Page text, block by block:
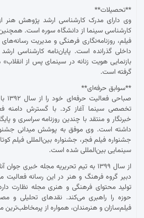
**تحصیلات**
وی دارای مدرک کارشناسی ارشد پژوهش هنر
کارشناسی سینما از دانشگاه سوره است.
فیلم، روزنامه‌نگاری فرهنگی و مدیریت
داخلی گذرانده است. پایان‌نامه کارشناسی
بازنمایی هویت زنانه در سینمای پس از انقلاب»
گرفته است.
**سوابق حرفه‌ای**
تخصصی سینما آغاز کرد. با گسترش دامنه
خبرنگار و منتقد با چندین روزنامه سراسری و
داشته است. وی موفق به پوشش میدانی
جشنواره فیلم فجر، جشنواره بین‌المللی فیلم
سینمایی بین‌المللی شده است.
از سال ۱۳۹۹ به تیم تحریریه مجله خبری
دبیر گروه فرهنگ و هنر در این رسانه
تولید محتوای فرهنگی و هنری مجله نظارت
حوزه را راهبری می‌کند. نقدهای تحلیلی و
فیلم‌سازان و هنرمندان، همواره از